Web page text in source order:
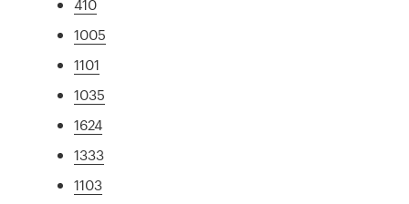
410
1005
1101
1035
1624
1333
1103